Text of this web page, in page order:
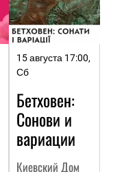
15 августа 17:00,
Сб
Бетховен:
Сонови и
вариации
Киевский Дом